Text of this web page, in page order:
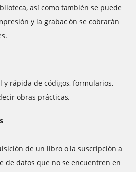
así como también se puede
y la grabación se cobrarán
y rápida de códigos, formularios,
obras prácticas.
de un libro o la suscripción a
de datos que no se encuentren en